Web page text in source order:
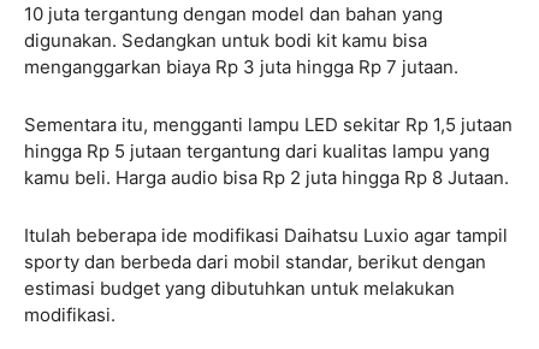
10 juta tergantung dengan model dan bahan yang
digunakan. Sedangkan untuk bodi kit kamu bisa
menganggarkan biaya Rp 3 juta hingga Rp 7 jutaan.
Sementara itu, mengganti lampu LED sekitar Rp 1,5 jutaan
hingga Rp 5 jutaan tergantung dari kualitas lampu yang
kamu beli. Harga audio bisa Rp 2 juta hingga Rp 8 Jutaan.
Itulah beberapa ide modifikasi Daihatsu Luxio agar tampil
sporty dan berbeda dari mobil standar, berikut dengan
estimasi budget yang dibutuhkan untuk melakukan
modifikasi.